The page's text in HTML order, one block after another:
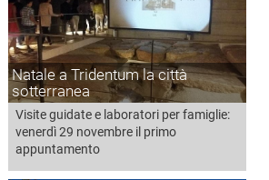
Natale a Tridentum la città
sotterranea
Visite guidate e laboratori per famiglie:
venerdì 29 novembre il primo
appuntamento